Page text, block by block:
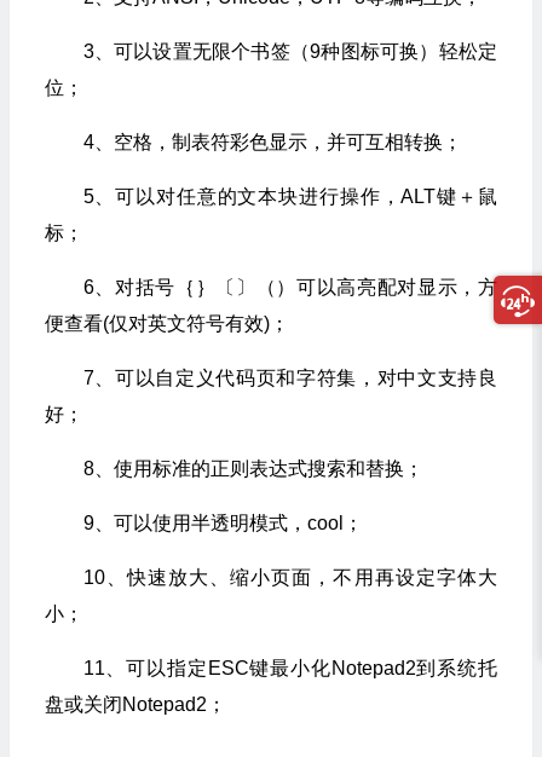
3、可以设置无限个书签（9种图标可换）轻松定
位；
4、空格，制表符彩色显示，并可互相转换；
5、可以对任意的文本块进行操作，ALT键＋鼠
标；
6、对括号｛｝〔〕（）可以高亮配对显示，方
便查看(仅对英文符号有效)；
7、可以自定义代码页和字符集，对中文支持良
好；
8、使用标准的正则表达式搜索和替换；
9、可以使用半透明模式，cool；
10、快速放大、缩小页面，不用再设定字体大
小；
11、可以指定ESC键最小化Notepad2到系统托
盘或关闭Notepad2；